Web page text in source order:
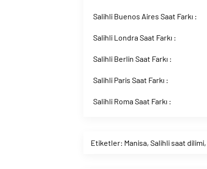
Salihli Buenos Aires Saat Farkı :
Salihli Londra Saat Farkı :
Salihli Berlin Saat Farkı :
Salihli Paris Saat Farkı :
Salihli Roma Saat Farkı :
Etiketler: Manisa, Salihli saat dilimi,